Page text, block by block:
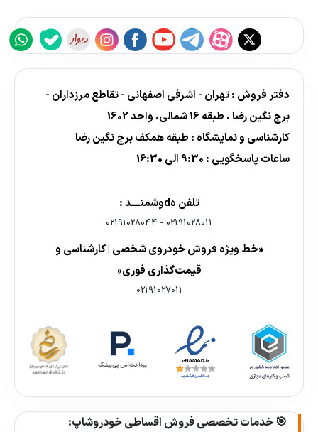
دفتر فروش : تهران - اشرفی اصفهانی - تقاطع مرزداران -
برج نگین رضا ، طبقه 16 شمالی، واحد 1602
کارشناسی و نمایشگاه : طبقه همکف برج نگین رضا
ساعات پاسخگویی : 9:30 الی 16:30
تلفن هdوشمنــــد :
02191028011
-
02191028044
«خط ویژه فروش خودروی شخصی | کارشناسی و
قیمت‌گذاری فوری»
02191027011
🎯 خدمات تخصصی فروش اقساطی خودروشاپ: